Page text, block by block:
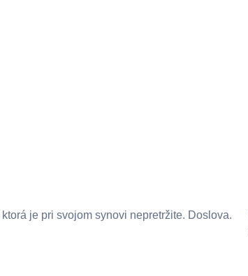
je pri svojom synovi nepretržite. Doslova.